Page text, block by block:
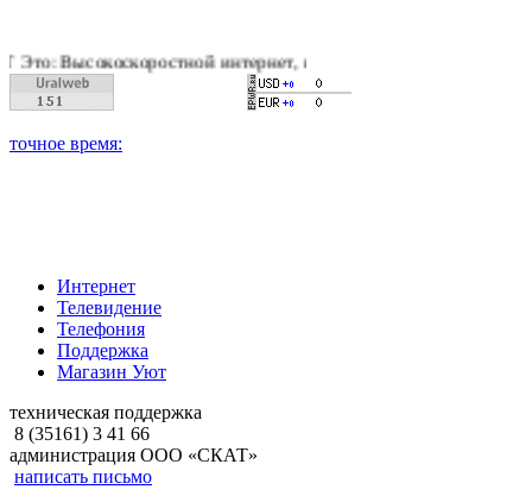
интернет, качественное цифровое и кабельное
Интернет
Телевидение
Телефония
Поддержка
Магазин Уют
техническая поддержка
8 (35161) 3 41 66
администрация ООО «СКАТ»
написать письмо